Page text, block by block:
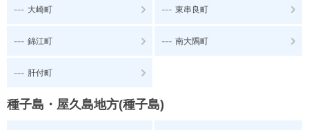
--- 大崎町 --- 東串良町
--- 錦江町 --- 南大隅町
--- 肝付町
種子島・屋久島地方(種子島)